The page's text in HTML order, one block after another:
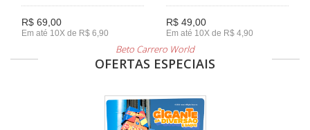
R$ 69,00
Em até 10X de R$ 6,90
R$ 49,00
Em até 10X de R$ 4,90
Beto Carrero World
OFERTAS ESPECIAIS